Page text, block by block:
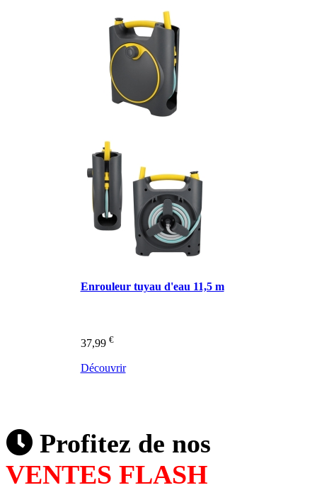
Enrouleur tuyau d'eau 11,5 m
37,99 €
Découvrir
Profitez de nos
VENTES FLASH